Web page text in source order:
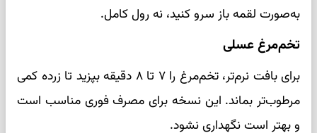
به‌صورت لقمه باز سرو کنید، نه رول کامل.
تخم‌مرغ عسلی
برای بافت نرم‌تر، تخم‌مرغ را ۷ تا ۸ دقیقه بپزید تا زرده کمی
مرطوب‌تر بماند. این نسخه برای مصرف فوری مناسب است
و بهتر است نگهداری نشود.